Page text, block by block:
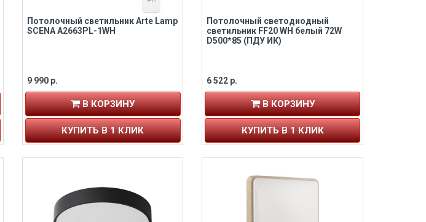
Потолочный светильник Arte Lamp
SCENA A2663PL-1WH
9 990 р.
В КОРЗИНУ
КУПИТЬ В 1 КЛИК
Потолочный светодиодный
светильник FF20 WH белый 72W
D500*85 (ПДУ ИК)
6 522 р.
В КОРЗИНУ
КУПИТЬ В 1 КЛИК